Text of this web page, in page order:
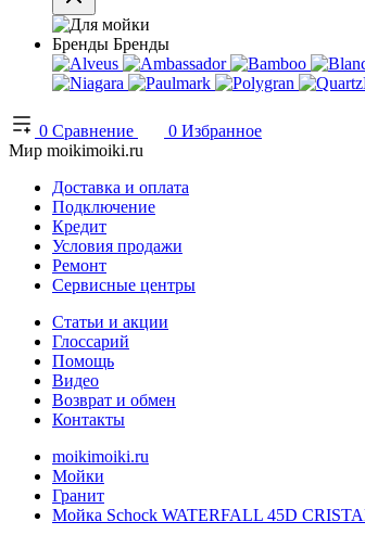
Бренды Бренды
0 Сравнение 0 Избранное
Мир moikimoiki.ru
Доставка и оплата
Подключение
Кредит
Условия продажи
Ремонт
Сервисные центры
Статьи и акции
Глоссарий
Помощь
Видео
Возврат и обмен
Контакты
moikimoiki.ru
Мойки
Гранит
Мойка Schock WATERFALL 45D